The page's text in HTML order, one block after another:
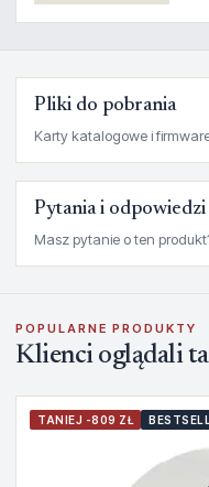
Pliki do pobrania
Karty katalogowe i
Pytania i odpowiedzi
Masz pytanie o ten
POPULARNE PRODUKTY
Klienci oglądali
TANIEJ -809 ZŁ